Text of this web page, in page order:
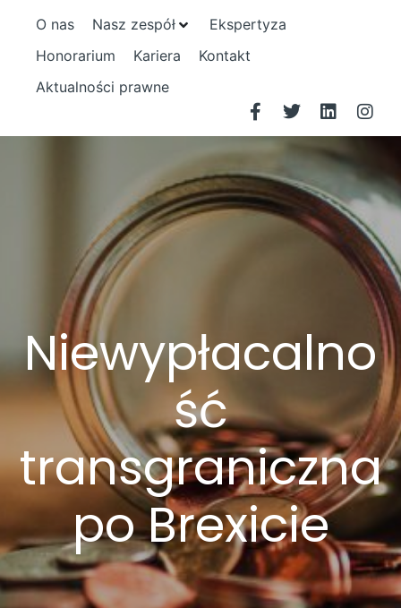
O nas Nasz zespół
Ekspertyza
Honorarium
Kariera
Kontakt
Aktualności prawne
Niewypłacalno
ść
transgraniczna
po Brexicie